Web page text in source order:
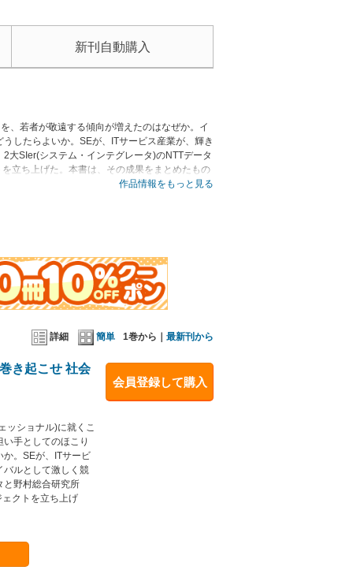
新刊自動購入
、若者が敬遠する傾向が増えたのはなぜか。イ
したらよいか。SEが、ITサービス産業が、輝き
SIer(システム・インテグレータ)のNTTデータ
立ち上げた。本書は、その成果をまとめたもの
作品情報をもっと見る
詳細 簡単 1巻から｜ 最新刊から
会員登録して購入
き起こせ 社会
ッショナル)に就くこ
手としてのほこり
。SEが、ITサービ
ルとして激しく競
と野村総合研究所
クトを立ち上げ